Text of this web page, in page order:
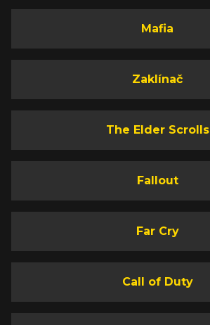
Mafia
Zaklínač
The Elder Scrolls
Fallout
Far Cry
Call of Duty